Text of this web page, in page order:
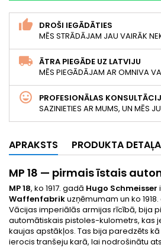
DROŠI IEGĀDĀTIES
MĒS STRĀDĀJAM JAU VAIRĀK
ĀTRA PIEGĀDE UZ LATVIJU
MĒS PIEGĀDĀJAM AR OMNIVA
PROFESIONĀLAS
SAZINIETIES AR MUMS, UN MĒS
APRAKSTS PRODUKTA
MP 18 — pirmais īstais
MP 18, ko 1917. gadā Hugo Schmeisser
Waffenfabrikuzņēmumam un ko
Vācijas imperiālās armijas rīcībā, bija
automātiskais pistoles-kulometrs, kas
kaujas apstākļos. Tas bija paredzēts
ierocis tranšeju karā, lai nodrošinātu